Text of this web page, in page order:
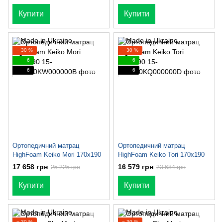
Купити Купити
− 30 %
6
6
Ортопедичний матрац
HighFoam Keiko Mori 170х190
17 658 грн 25 225 грн
Купити
− 30 %
6
6
Ортопедичний матрац
HighFoam Keiko Tori 170х190
16 579 грн 23 684 грн
Купити